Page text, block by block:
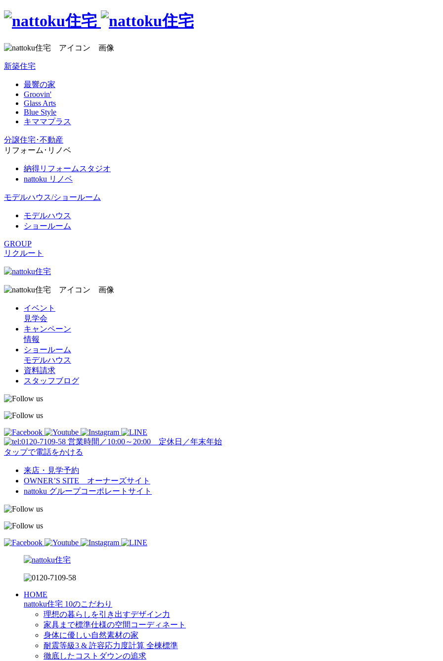
新築住宅
最響の家
Groovin'
Glass Arts
Blue Style
キママプラス
分譲住宅･不動産
リフォーム･リノベ
納得リフォームスタジオ
nattoku リノベ
モデルハウス/ショールーム
モデルハウス
ショールーム
GROUP
リクルート
イベント
見学会
キャンペーン
情報
ショールーム
モデルハウス
資料請求
スタッフブログ
営業時間／10:00～20:00 定休日／年末年始
タップで電話をかける
来店・見学予約
OWNER’S SITE オーナーズサイト
nattoku グループコーポレートサイト
HOME
nattoku住宅 10のこだわり
理想の暮らしを引き出すデザイン力
家具まで標準仕様の空間コーディネート
身体に優しい自然素材の家
耐震等級3 & 許容応力度計算 全棟標準
徹底したコストダウンの追求